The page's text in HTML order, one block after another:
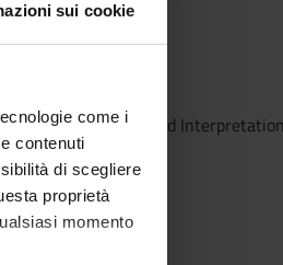
sui cookie
come i
contenuti
di scegliere
proprietà
momento
in Tradition and